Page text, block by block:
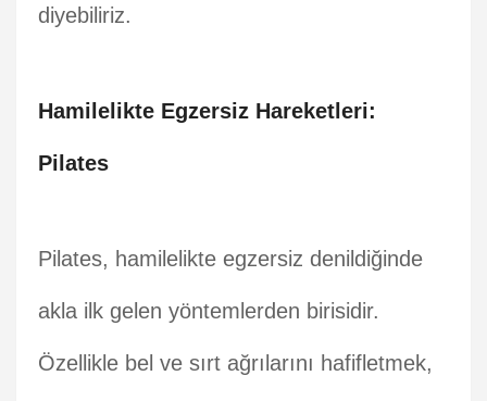
diyebiliriz.
Hamilelikte Egzersiz Hareketleri:
Pilates
Pilates, hamilelikte egzersiz denildiğinde
akla ilk gelen yöntemlerden birisidir.
Özellikle bel ve sırt ağrılarını hafifletmek,